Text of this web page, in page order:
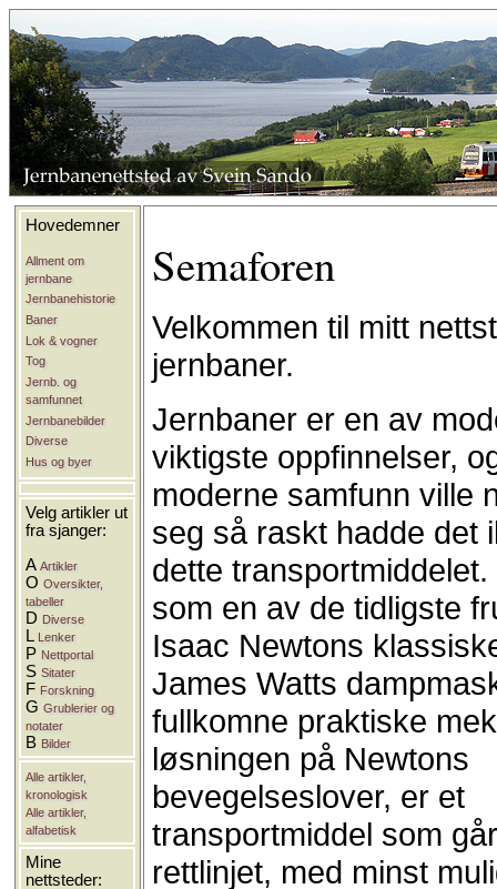
Hovedemner
Allment om
jernbane
Jernbanehistorie
Baner
Lok & vogner
Tog
Jernb. og
samfunnet
Jernbanebilder
Diverse
Hus og byer
Velg artikler ut
fra sjanger:
AArtikler
OOversikter,
tabeller
D Diverse
L Lenker
P Nettportal
SSitater
F Forskning
GGrublerier og
notater
B Bilder
Alle artikler,
kronologisk
Alle artikler,
alfabetisk
Mine
nettsteder:
Semaforen
Velkommen til mitt
jernbaner.
Jernbaner er en av
viktigste oppfinnelser,
moderne samfunn ville
seg så raskt hadde det
dette
som en av de tidligste
Isaac Newtons
James Watts
fullkomne praktiske
løsningen på Newtons
bevegelseslover, er et
transportmiddel som
rettlinjet, med minst